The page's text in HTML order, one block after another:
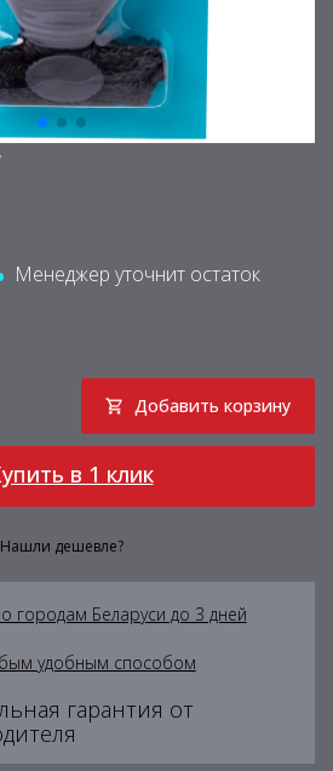
Менеджер уточнит остаток
Добавить корзину
в 1 клик
Нашли дешевле?
городам Беларуси до 3 дней
удобным способом
гарантия от